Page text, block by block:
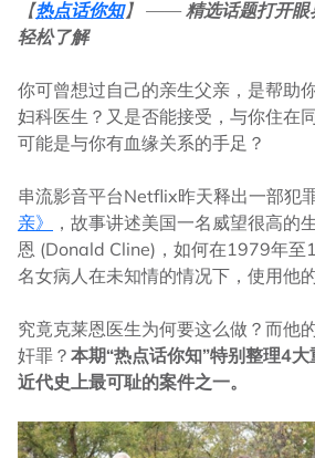
【热点话你知】 ——精选话题打开眼
轻松了解
你可曾想过自己的亲生父亲，是帮助
妇科医生？又是否能接受，与你住在
可能是与你有血缘关系的手足？
串流影音平台Netflix昨天释出一部犯
亲》
，故事讲述美国一名威望很高的
恩 (Donald Cline)，如何在1979年至
名女病人在未知情的情况下，使用他
究竟克莱恩医生为何要这么做？而他
奸罪？ 本期“热点话你知”特别整理4
近代史上最可耻的案件之一。